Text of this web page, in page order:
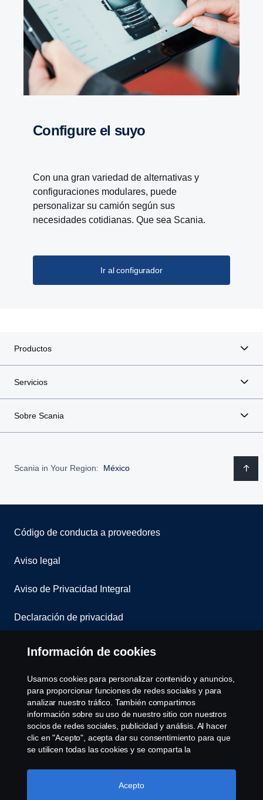
Configure el suyo
Con una gran variedad de alternativas y
configuraciones modulares, puede
personalizar su camión según sus
necesidades cotidianas. Que sea Scania.
Ir al configurador
Productos
Servicios
Sobre Scania
Scania in Your Region: México
Código de conducta a proveedores
Aviso legal
Aviso de Privacidad Integral
Declaración de privacidad
Cookies
Contáctanos
Denuncia de irregularidades
Cookie settings
Información de cookies
Usamos cookies para personalizar contenido y anuncios,
para proporcionar funciones de redes sociales y para
analizar nuestro tráfico. También compartimos
información sobre su uso de nuestro sitio con nuestros
socios de redes sociales, publicidad y análisis. Al hacer
clic en "Acepto", acepta dar su consentimiento para que
se utilicen todas las cookies y se comparta la
haciendo clic en "Configuración de cookies" y
seleccionando las categorías que desea aceptar. Para
Acepto